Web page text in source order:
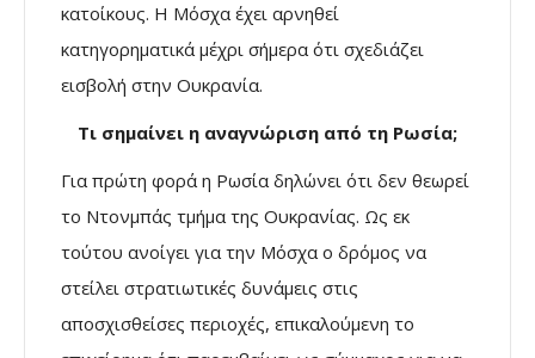
κατοίκους. Η Μόσχα έχει αρνηθεί
κατηγορηματικά μέχρι σήμερα ότι σχεδιάζει
εισβολή στην Ουκρανία.
Τι σημαίνει η αναγνώριση από τη Ρωσία;
Για πρώτη φορά η Ρωσία δηλώνει ότι δεν θεωρεί
το Ντονμπάς τμήμα της Ουκρανίας. Ως εκ
τούτου ανοίγει για την Μόσχα ο δρόμος να
στείλει στρατιωτικές δυνάμεις στις
αποσχισθείσες περιοχές, επικαλούμενη το